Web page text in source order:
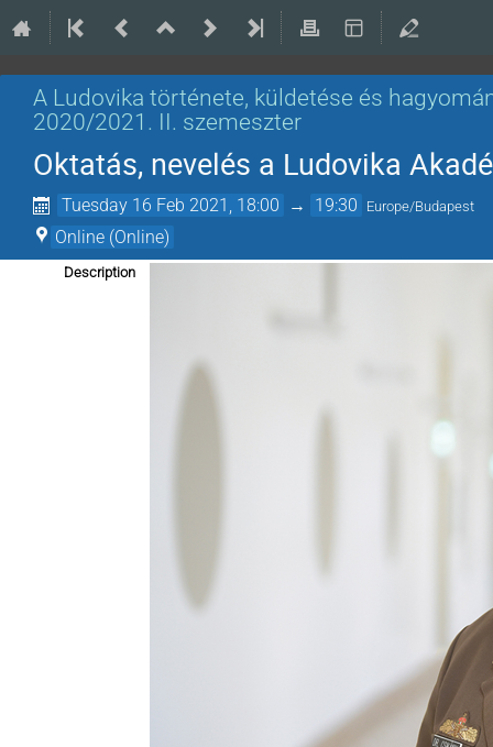
A Ludovika története, küldetése és
2020/2021. II. szemeszter
Oktatás, nevelés a Ludovika
Tuesday 16 Feb 2021, 18:00 → 19:30 Europe/Budapest
Online (Online)
Description